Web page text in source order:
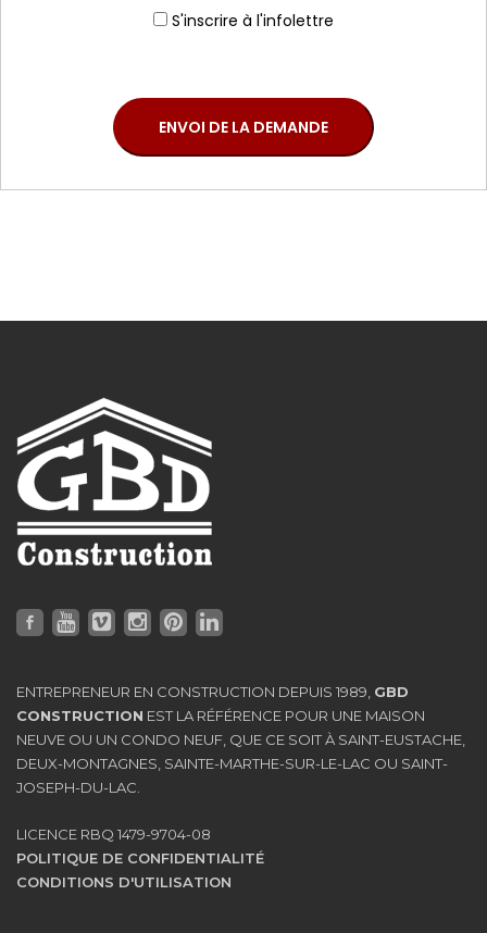
S'inscrire à l'infolettre
ENTREPRENEUR EN CONSTRUCTION DEPUIS 1989, GBD
CONSTRUCTION EST LA RÉFÉRENCE POUR UNE MAISON
NEUVE OU UN CONDO NEUF, QUE CE SOIT À SAINT-EUSTACHE,
DEUX-MONTAGNES, SAINTE-MARTHE-SUR-LE-LAC OU SAINT-
JOSEPH-DU-LAC.
LICENCE RBQ 1479-9704-08
POLITIQUE DE CONFIDENTIALITÉ
CONDITIONS D'UTILISATION